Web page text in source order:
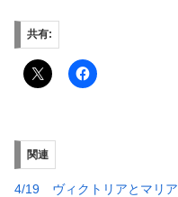
共有:
関連
4/19 ヴィクトリアとマリア